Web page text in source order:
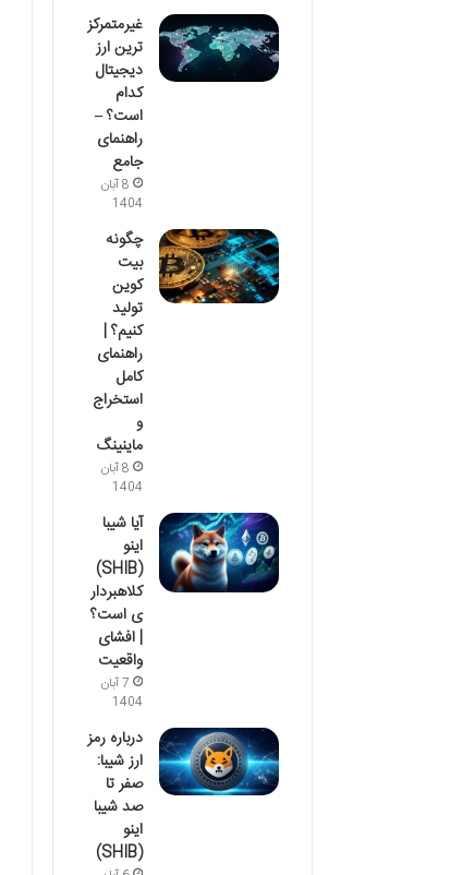
غیرمتمرکز
ترین ارز
دیجیتال
کدام
است؟ –
راهنمای
جامع
8 آبان
1404
چگونه
بیت
کوین
تولید
کنیم؟ |
راهنمای
کامل
استخراج
و
ماینینگ
8 آبان
1404
آیا شیبا
اینو
(SHIB)
کلاهبردار
ی است؟
| افشای
واقعیت
7 آبان
1404
درباره رمز
ارز شیبا:
صفر تا
صد شیبا
اینو
(SHIB)